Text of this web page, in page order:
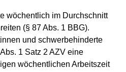
wöchentlich im Durchschnitt
(§ 87 Abs. 1 BBG).
und schwerbehinderte
1 Satz 2 AZV eine
wöchentlichen Arbeitszeit